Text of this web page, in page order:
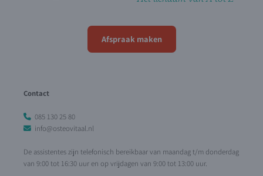
Afspraak maken
Contact
085 130 25 80
info@osteovitaal.nl
De assistentes zijn telefonisch bereikbaar van maandag t/m donderdag
van 9:00 tot 16:30 uur en op vrijdagen van 9:00 tot 13:00 uur.